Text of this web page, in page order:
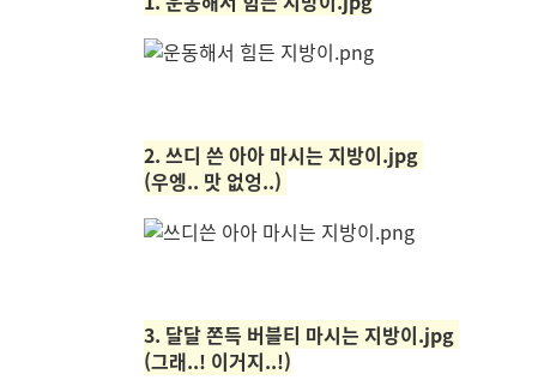
2. 쓰디 쓴 아아 마시는 지방이.jpg
(우엥.. 맛 없엉..)
3. 달달 쫀득 버블티 마시는 지방이.jpg
(그래..! 이거지..!)